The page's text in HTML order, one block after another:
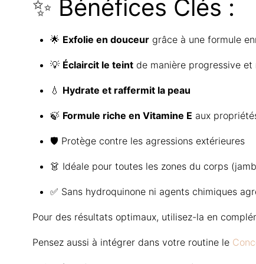
✨ Bénéfices Clés :
🌟 Exfolie en douceurgrâce à une formule
💡 Éclaircit le teintde manière progressive et
💧 Hydrate et raffermit la peau
🍃 Formule riche en Vitamine E aux
🛡️ Protège contre les agressions extérieures
👗 Idéale pour toutes les zones du corps
✅ Sans hydroquinone ni agents chimiques
Pour des résultats optimaux, utilisez-la en
Pensez aussi à intégrer dans votre routine le